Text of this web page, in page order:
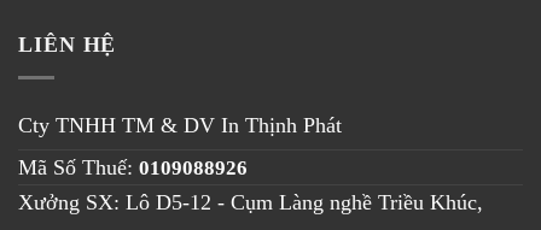
LIÊN HỆ
Cty TNHH TM & DV In Thịnh Phát
Mã Số Thuế: 0109088926
Xưởng SX: Lô D5-12 - Cụm Làng nghề Triều Khúc,